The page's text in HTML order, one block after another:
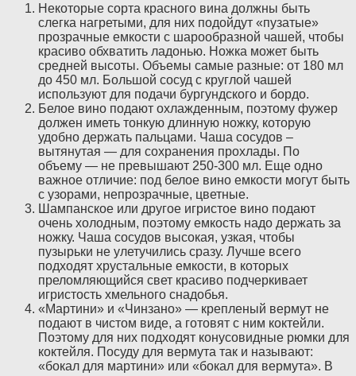
Некоторые сорта красного вина должны быть
слегка нагретыми, для них подойдут «пузатые»
прозрачные емкости с шарообразной чашей, чтобы
красиво обхватить ладонью. Ножка может быть
средней высоты. Объемы самые разные: от 180 мл
до 450 мл. Большой сосуд с круглой чашей
используют для подачи бургундского и бордо.
Белое вино подают охлажденным, поэтому фужер
должен иметь тонкую длинную ножку, которую
удобно держать пальцами. Чаша сосудов –
вытянутая — для сохранения прохлады. По
объему — не превышают 250-300 мл. Еще одно
важное отличие: под белое вино емкости могут быть
с узорами, непрозрачные, цветные.
Шампанское или другое игристое вино подают
очень холодным, поэтому емкость надо держать за
ножку. Чаша сосудов высокая, узкая, чтобы
пузырьки не улетучились сразу. Лучше всего
подходят хрустальные емкости, в которых
преломляющийся свет красиво подчеркивает
игристость хмельного снадобья.
«Мартини» и «Чинзано» — крепленый вермут не
подают в чистом виде, а готовят с ним коктейли.
Поэтому для них подходят конусовидные рюмки для
коктейля. Посуду для вермута так и называют:
«бокал для мартини» или «бокал для вермута». В